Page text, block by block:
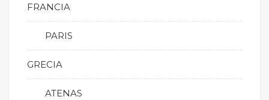
FRANCIA
PARIS
GRECIA
ATENAS